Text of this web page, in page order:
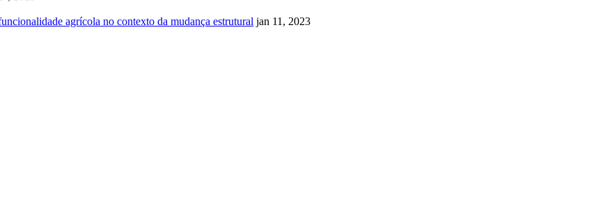
agrícola no contexto da mudança estrutural jan 11, 2023